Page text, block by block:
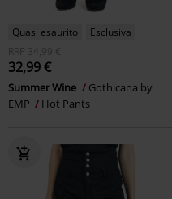
Quasi esaurito
Esclusiva
RRP
34,99 €
32,99 €
Summer Wine
Gothicana by
EMP
Hot Pants